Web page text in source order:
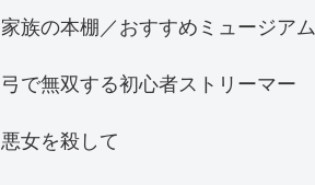
家族の本棚／おすすめミュージアム
弓で無双する初心者ストリーマー
悪女を殺して